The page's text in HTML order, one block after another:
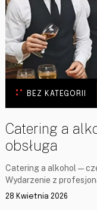
BEZ KATEGORII
Catering a
obsługa
Catering a alkohol —
Wydarzenie z
28 Kwietnia 2026